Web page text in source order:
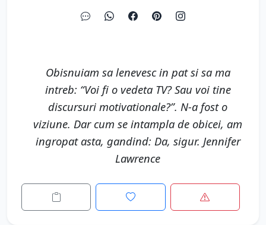
Obisnuiam sa lenevesc in pat si sa ma
intreb: “Voi fi o vedeta TV? Sau voi tine
discursuri motivationale?”. N-a fost o
viziune. Dar cum se intampla de obicei, am
ingropat asta, gandind: Da, sigur. Jennifer
Lawrence